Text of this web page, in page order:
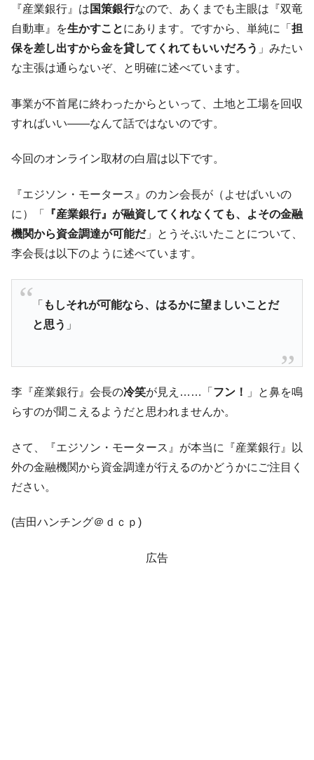
ている意外な選手とは？
Fact1 セレクトセールの高額取引馬が稼いだ金額とは？
『産業銀行』は 国策銀行なので、あくまでも主眼は『双竜
自動車』を生かすことにあります。ですから、単純に「 担
保を差し出すから金を貸してくれてもいいだろう 」みたい
な主張は通らないぞ、と明確に述べています。
事業が不首尾に終わったからといって、土地と工場を回収
すればいい――なんて話ではないのです。
今回のオンライン取材の白眉は以下です。
『エジソン・モータース』のカン会長が（よせばいいの
に）「
『産業銀行』が融資してくれなくても、よその金融
機関から資金調達が可能だ」とうそぶいたことについて、
李会長は以下のように述べています。
「 もしそれが可能なら、はるかに望ましいことだ
と思う 」
李『産業銀行』会長の冷笑が見え……「 フン！
」と鼻を鳴
らすのが聞こえるようだと思われませんか。
さて、『エジソン・モータース』が本当に『産業銀行』以
外の金融機関から資金調達が行えるのかどうかにご注目く
ださい。
(吉田ハンチング＠ｄｃｐ)
広告